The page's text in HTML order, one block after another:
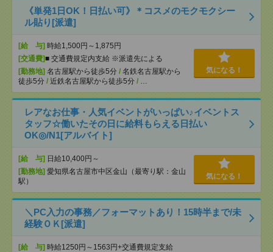
《単発1日OK！日払い可》＊コスメのモクモクシー
ル貼り[派遣]
[給 与] 時給1,500円～1,875円
[交通費]■ 交通費規定内支給 ※派遣先による
[勤務地] 名古屋駅から徒歩5分 / 名鉄名古屋駅から
徒歩5分 / 近鉄名古屋駅から徒歩5分 / …
気になる！
レアなお仕事・人気イベントがいっぱい♪イベントス
タッフ☆働いたその日に給料もらえる日払い
OK◎/N1[アルバイト]
[給 与] 日給10,400円～
[勤務地] 愛知県名古屋市中区金山（最寄り駅：金山
駅）
気になる！
＼PC入力の事務／フォーマットあり！15時半まで/未
経験ＯＫ[派遣]
[給 与] 時給1250円～1563円+交通費規定支給